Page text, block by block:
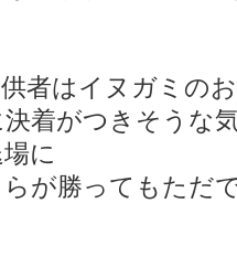
者はイヌガミの
着がつきそうな
に
が勝ってもただ